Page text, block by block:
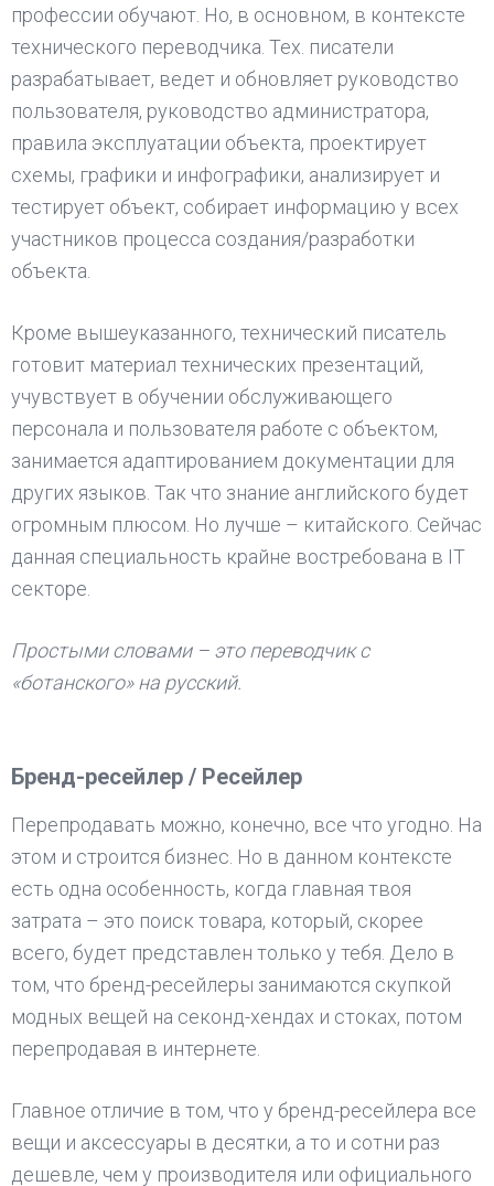
профессии обучают. Но, в основном, в контексте
технического переводчика. Тех. писатели
разрабатывает, ведет и обновляет руководство
пользователя, руководство администратора,
правила эксплуатации объекта, проектирует
схемы, графики и инфографики, анализирует и
тестирует объект, собирает информацию у всех
участников процесса создания/разработки
объекта.
Кроме вышеуказанного, технический писатель
готовит материал технических презентаций,
учувствует в обучении обслуживающего
персонала и пользователя работе с объектом,
занимается адаптированием документации для
других языков. Так что знание английского будет
огромным плюсом. Но лучше – китайского. Сейчас
данная специальность крайне востребована в IT
секторе.
Простыми словами – это переводчик с
«ботанского» на русский.
Бренд-ресейлер / Ресейлер
Перепродавать можно, конечно, все что угодно. На
этом и строится бизнес. Но в данном контексте
есть одна особенность, когда главная твоя
затрата – это поиск товара, который, скорее
всего, будет представлен только у тебя. Дело в
том, что бренд-ресейлеры занимаются скупкой
модных вещей на секонд-хендах и стоках, потом
перепродавая в интернете.
Главное отличие в том, что у бренд-ресейлера все
вещи и аксессуары в десятки, а то и сотни раз
дешевле, чем у производителя или официального